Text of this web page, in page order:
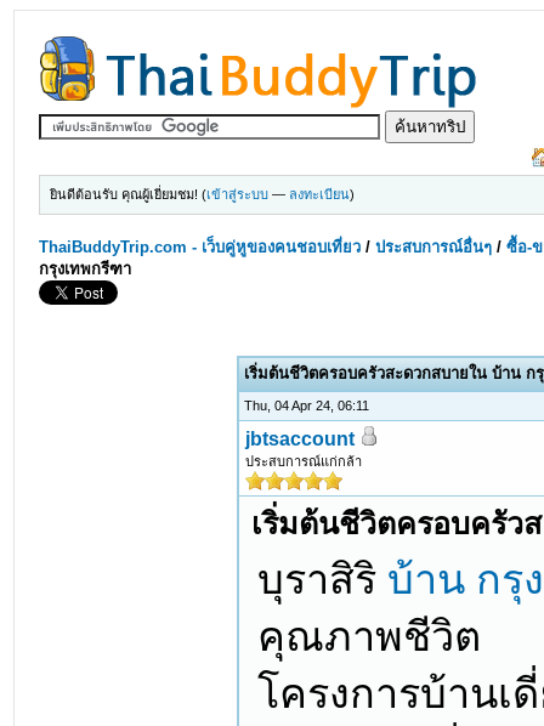
ยินดีต้อนรับ คุณผู้เยี่ยมชม! (เข้าสู่ระบบ — ลงทะเบียน)
ThaiBuddyTrip.com - เว็บคู่หูของคนชอบเที่ยว /ประสบการณ์อื่นๆ /ซื้อ-ข
กรุงเทพกรีฑา
เริ่มต้นชีวิตครอบครัวสะดวกสบายใน บ้าน ก
Thu, 04 Apr 24, 06:11
jbtsaccount
ประสบการณ์แก่กล้า
เริ่มต้นชีวิตครอบครัว
บุราสิริ บ้าน กรุ
คุณภาพชีวิต
โครงการบ้านเ